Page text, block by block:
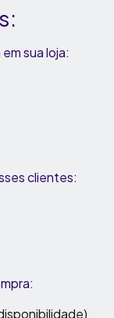
sua loja:
clientes: